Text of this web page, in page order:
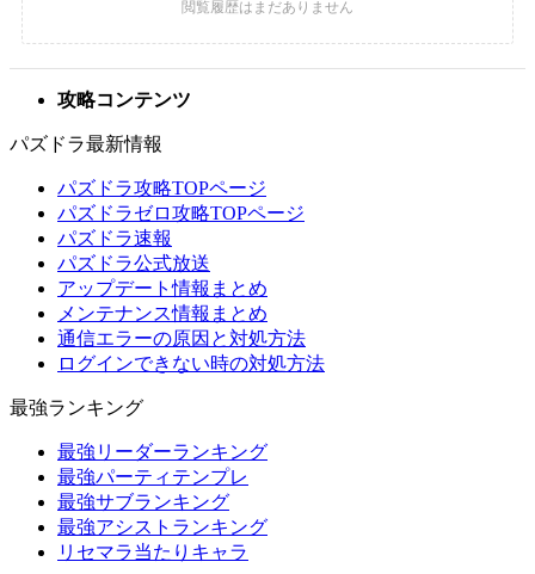
攻略コンテンツ
パズドラ最新情報
パズドラ攻略TOPページ
パズドラゼロ攻略TOPページ
パズドラ速報
パズドラ公式放送
アップデート情報まとめ
メンテナンス情報まとめ
通信エラーの原因と対処方法
ログインできない時の対処方法
最強ランキング
最強リーダーランキング
最強パーティテンプレ
最強サブランキング
最強アシストランキング
リセマラ当たりキャラ